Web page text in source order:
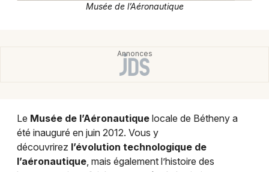
Musée de l’Aéronautique
Le Musée de l’Aéronautique locale de Bétheny a
été inauguré en juin 2012. Vous y
découvrirez l’évolution technologique de
l’aéronautique , mais également l’histoire des